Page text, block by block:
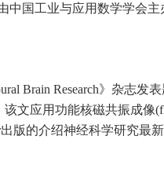
国工业与应用数学学会
Brain Research》杂志发表
该文应用功能核磁共振成
版的介绍神经科学研究最